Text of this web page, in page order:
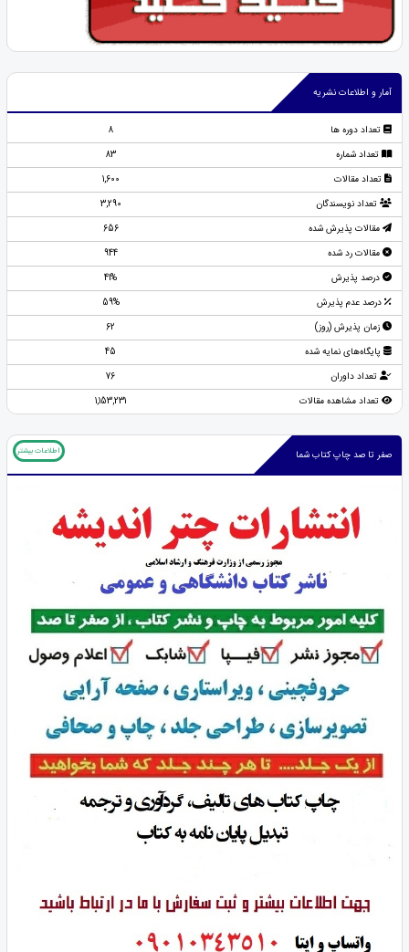
آمار و اطلاعات نشریه
تعداد دوره ها
8
تعداد شماره
83
تعداد مقالات
1,600
تعداد نویسندگان
3,290
مقالات پذیرش شده
656
مقالات رد شده
944
درصد پذیرش
41%
درصد عدم پذیرش
59%
زمان پذیرش (روز)
62
پایگاه‌های نمایه شده
45
تعداد داوران
76
تعداد مشاهده مقالات
1,153,231
صفر تا صد چاپ کتاب شما اطلاعات بیشتر